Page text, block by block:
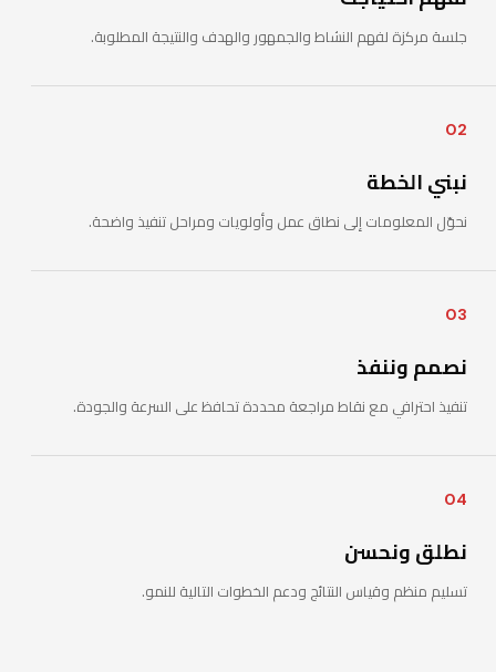
جلسة مركزة لفهم النشاط والجمهور والهدف والنتيجة المطلوبة.
02
نبني الخطة
نحوّل المعلومات إلى نطاق عمل وأولويات ومراحل تنفيذ واضحة.
03
نصمم وننفذ
تنفيذ احترافي مع نقاط مراجعة محددة تحافظ على السرعة والجودة.
04
نطلق ونحسن
تسليم منظم وقياس النتائج ودعم الخطوات التالية للنمو.